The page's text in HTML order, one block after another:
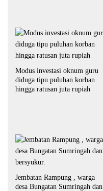
Modus investasi oknum guru
diduga tipu puluhan korban
hingga ratusan juta rupiah
Jembatan Rampung , warga
desa Bungatan Sumringah dan